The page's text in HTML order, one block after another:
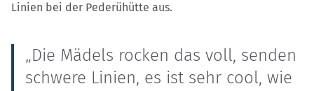
Linien bei der Pederühütte aus.
„Die Mädels rocken das voll, senden
schwere Linien, es ist sehr cool, wie